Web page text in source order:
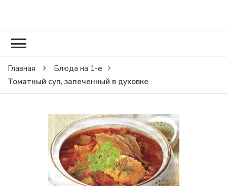
Главная
Блюда на 1-е
Томатный суп, запеченный в духовке